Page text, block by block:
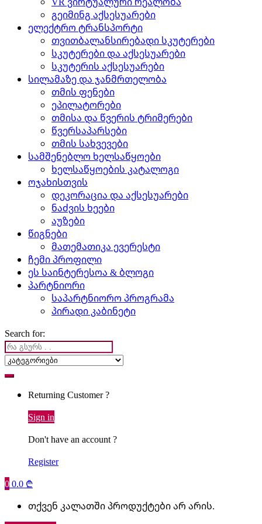
გეიმინგ აქსესუარები
ელექტრო ტრანსპორტი
თვითბალანსირებადი სკუტერები
სკუტერები და აქსესუარები
სკუტერის აქსესუარები
სილამაზე და ჯანმრთელობა
თმის ფენები
ეპილატორები
თმისა და წვერის ტრიმერები
წვერსაპარსები
თმის სახვევები
სამშენებლო ხელსაწყოები
ხელსაწყოების კატალოგი
ოჯახისთვის
დეკორაცია და აქსესუარები
ნაძვის ხეები
აუზები
წიგნები
მათემათიკა ევერესტი
ჩემი პროფილი
ეს საინტერესოა & ბლოგი
პარტნიორი
საპარტნიორო პროგრამა
პირადი კაბინეტი
Search for:
Returning Customer ?
Sign in
Don't have an account ?
Register
00.0 ₾
თქვენ კალათში პროდუქტები არ არის.